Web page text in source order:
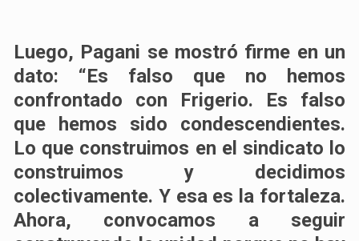
Luego, Pagani se mostró firme en un
dato: “Es falso que no hemos
confrontado con Frigerio. Es falso
que hemos sido condescendientes.
Lo que construimos en el sindicato lo
construimos y decidimos
colectivamente. Y esa es la fortaleza.
Ahora, convocamos a seguir